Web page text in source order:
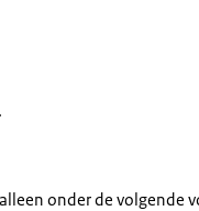
onder de volgende